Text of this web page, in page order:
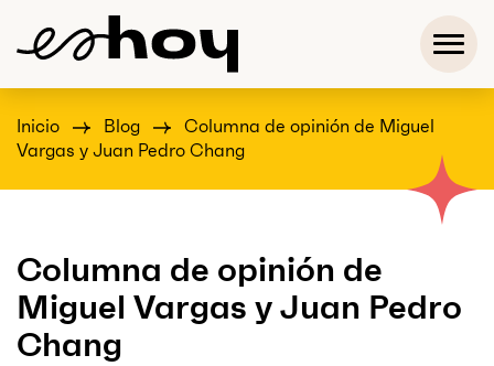
Inicio Blog
Columna de opinión de Miguel
Vargas y Juan Pedro Chang
Columna de opinión de
Miguel Vargas y Juan Pedro
Chang